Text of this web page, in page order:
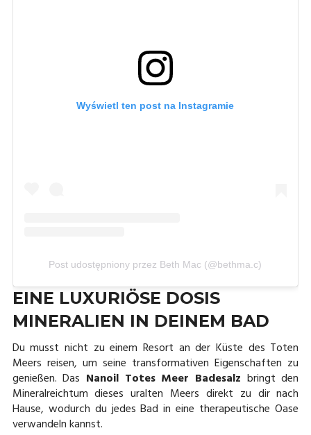
Wyświetl ten post na Instagramie
Post udostępniony przez Beth Mac (@bethma.c)
EINE LUXURIÖSE DOSIS
MINERALIEN IN DEINEM BAD
Du musst nicht zu einem Resort an der Küste des Toten
Meers reisen, um seine transformativen Eigenschaften zu
genießen. Das Nanoil Totes Meer Badesalz bringt den
Mineralreichtum dieses uralten Meers direkt zu dir nach
Hause, wodurch du jedes Bad in eine therapeutische Oase
verwandeln kannst.